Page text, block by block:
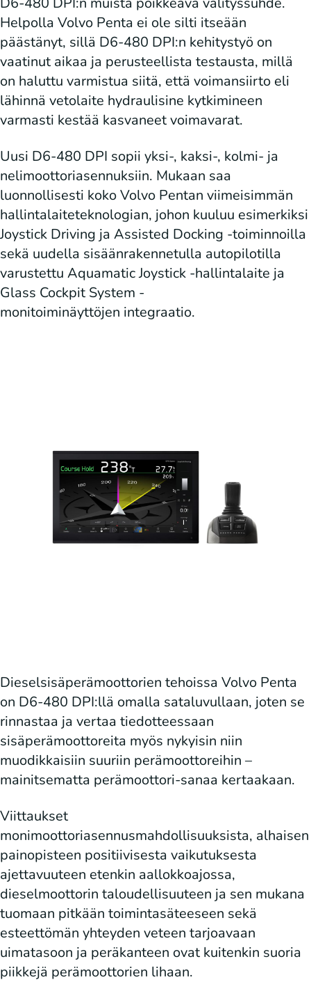
Helpolla Volvo Penta ei ole silti itseään
päästänyt, sillä D6-480 DPI:n kehitystyö on
vaatinut aikaa ja perusteellista testausta, millä
on haluttu varmistua siitä, että voimansiirto eli
lähinnä vetolaite hydraulisine kytkimineen
varmasti kestää kasvaneet voimavarat.
Uusi D6-480 DPI sopii yksi-, kaksi-, kolmi- ja
nelimoottoriasennuksiin. Mukaan saa
luonnollisesti koko Volvo Pentan viimeisimmän
hallintalaiteteknologian, johon kuuluu esimerkiksi
Joystick Driving ja Assisted Docking -toiminnoilla
sekä uudella sisäänrakennetulla autopilotilla
varustettu Aquamatic Joystick -hallintalaite ja
Glass Cockpit System -
monitoiminäyttöjen integraatio.
Dieselsisäperämoottorien tehoissa Volvo Penta
on D6-480 DPI:llä omalla sataluvullaan, joten se
rinnastaa ja vertaa tiedotteessaan
sisäperämoottoreita myös nykyisin niin
muodikkaisiin suuriin perämoottoreihin –
mainitsematta perämoottori-sanaa kertaakaan.
Viittaukset
monimoottoriasennusmahdollisuuksista, alhaisen
painopisteen positiivisesta vaikutuksesta
ajettavuuteen etenkin aallokkoajossa,
dieselmoottorin taloudellisuuteen ja sen mukana
tuomaan pitkään toimintasäteeseen sekä
esteettömän yhteyden veteen tarjoavaan
uimatasoon ja peräkanteen ovat kuitenkin suoria
piikkejä perämoottorien lihaan.